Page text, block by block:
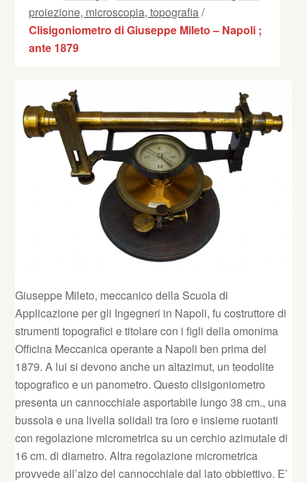
proiezione, microscopia, topografia/
Clisigoniometro di Giuseppe Mileto – Napoli ;
ante 1879
Giuseppe Mileto, meccanico della Scuola di
Applicazione per gli Ingegneri in Napoli, fu costruttore di
strumenti topografici e titolare con i figli della omonima
Officina Meccanica operante a Napoli ben prima del
1879. A lui si devono anche un altazimut, un teodolite
topografico e un panometro. Questo clisigoniometro
presenta un cannocchiale asportabile lungo 38 cm., una
bussola e una livella solidali tra loro e insieme ruotanti
con regolazione micrometrica su un cerchio azimutale di
16 cm. di diametro. Altra regolazione micrometrica
provvede all’alzo del cannocchiale dal lato obbiettivo. E’